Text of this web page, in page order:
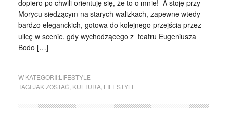
dopiero po chwili orientuję się, że to o mnie! A stoję przy
Morycu siedzącym na starych walizkach, zapewne wtedy
bardzo eleganckich, gotowa do kolejnego przejścia przez
ulicę w scenie, gdy wychodzącego z teatru Eugeniusza
Bodo […]
W KATEGORII:LIFESTYLE
TAGI:JAK ZOSTAĆ KULTURA, LIFESTYLE